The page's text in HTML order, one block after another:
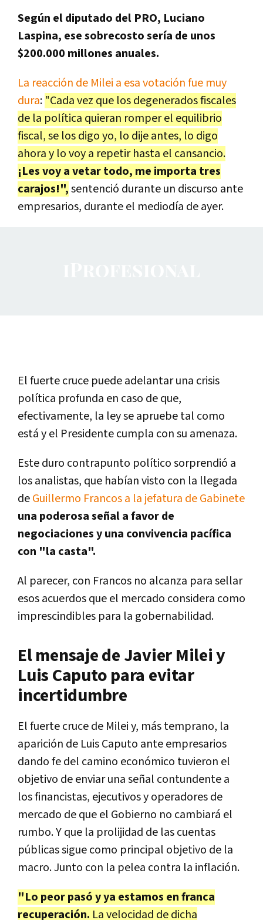
Según el diputado del PRO, Luciano
Laspina, ese sobrecosto sería de unos
$200.000 millones anuales.
La reacción de Milei a esa votación fue muy
dura: "Cada vez que los degenerados fiscales
de la política quieran romper el equilibrio
fiscal, se los digo yo, lo dije antes, lo digo
ahora y lo voy a repetir hasta el cansancio.
¡Les voy a vetar todo, me importa tres
carajos!",sentenció durante un discurso ante
empresarios, durante el mediodía de ayer.
El fuerte cruce puede adelantar una crisis
política profunda en caso de que,
efectivamente, la ley se apruebe tal como
está y el Presidente cumpla con su amenaza.
Este duro contrapunto político sorprendió a
los analistas, que habían visto con la llegada
deGuillermo Francos a la jefatura de Gabinete
una poderosa señal a favor de
negociaciones y una convivencia pacífica
con "la casta".
Al parecer, con Francos no alcanza para sellar
esos acuerdos que el mercado considera como
imprescindibles para la gobernabilidad.
El mensaje de Javier Milei y
Luis Caputo para evitar
incertidumbre
El fuerte cruce de Milei y, más temprano, la
aparición de Luis Caputo ante empresarios
dando fe del camino económico tuvieron el
objetivo de enviar una señal contundente a
los financistas, ejecutivos y operadores de
mercado de que el Gobierno no cambiará el
rumbo. Y que la prolijidad de las cuentas
públicas sigue como principal objetivo de la
macro. Junto con la pelea contra la inflación.
"Lo peor pasó y ya estamos en franca
recuperación. La velocidad de dicha